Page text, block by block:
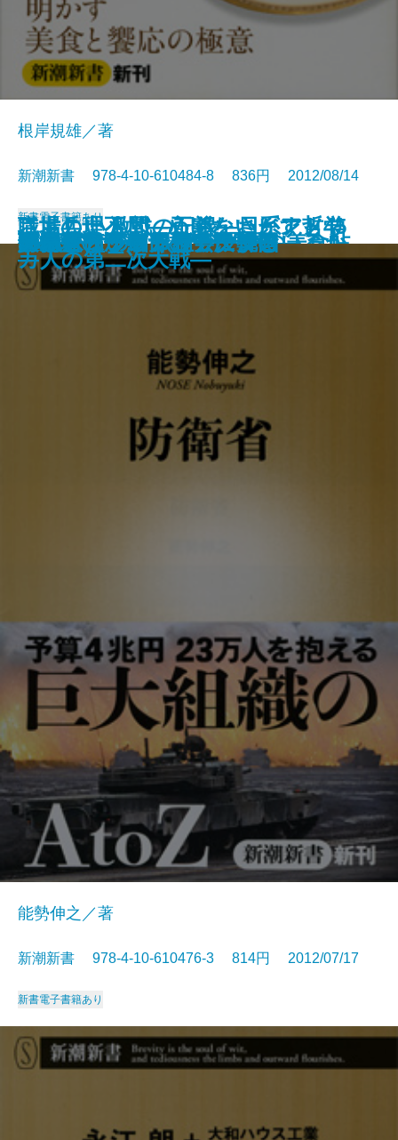
ピカソは本当に偉いのか？
続・暴力団
外資系の流儀
犯罪者はどこに目をつけているか
職場の理不尽―めげないヒント45
―
日本農業への正しい絶望法
検察―破綻した捜査モデル―
現代仏教論
精神論ぬきの電力入門
ホテルオークラ 総料理長の美食帖
根岸規雄／著
新潮新書 978-4-10-610484-8 836円 2012/08/14
新書電子書籍あり
防衛省
能勢伸之／著
新潮新書 978-4-10-610476-3 814円 2012/07/17
新書電子書籍あり
いい家は「細部」で決まる
さもしい人間―正義をさがす哲学
―
二世兵士 激戦の記録―日系アメリ
カ人の第二次大戦―
反ポピュリズム論
「地球のからくり」に挑む
オーディション社会 韓国
「新型うつ病」のデタラメ
財務省
55歳からのフルマラソン